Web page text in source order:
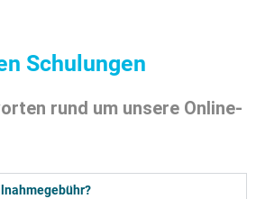
Schulungen
rund um unsere Online-